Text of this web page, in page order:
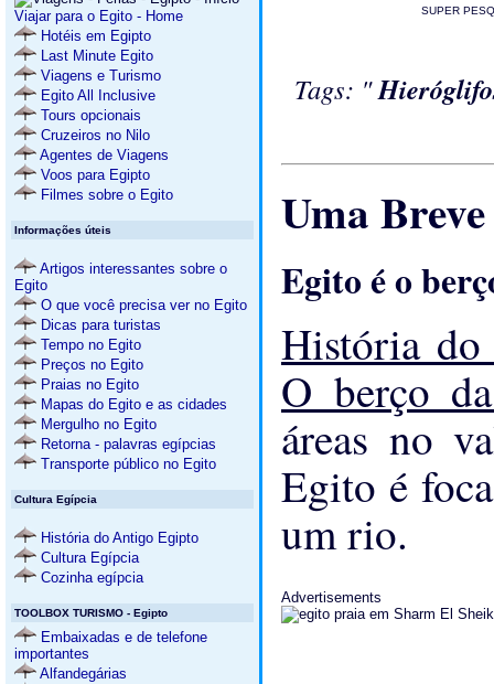
Viajar para o Egito - Home
Hotéis em Egipto
Last Minute Egito
Viagens e Turismo
Egito All Inclusive
Tours opcionais
Cruzeiros no Nilo
Agentes de Viagens
Voos para Egipto
Filmes sobre o Egito
Informações úteis
Artigos interessantes sobre o
Egito
O que você precisa ver no Egito
Dicas para turistas
Tempo no Egito
Preços no Egito
Praias no Egito
Mapas do Egito e as cidades
Mergulho no Egito
Retorna - palavras egípcias
Transporte público no Egito
Cultura Egípcia
História do Antigo Egipto
Cultura Egípcia
Cozinha egípcia
TOOLBOX TURISMO - Egipto
Embaixadas e de telefone
importantes
Alfandegárias
SUPER
Tags: "
Uma
Egito é o
História
O berço
áreas no
Egito é
um rio.
Advertisements